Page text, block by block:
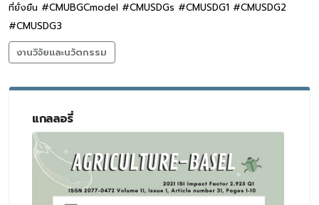
ที่ยั่งยืน #CMUBGCmodel #CMUSDGs #CMUSDG1 #CMUSDG2
#CMUSDG3
งานวิจัยและนวัตกรรม
แกลลอรี่